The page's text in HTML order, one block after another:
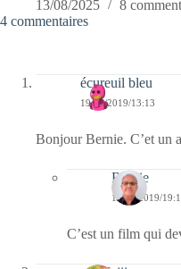
13/08/2025
8
4 commentaires
écureuil bleu
19/04/2019/13:13
Bonjour Bernie. C’et un
Bernie
19/04/2019/
C’est un film qui